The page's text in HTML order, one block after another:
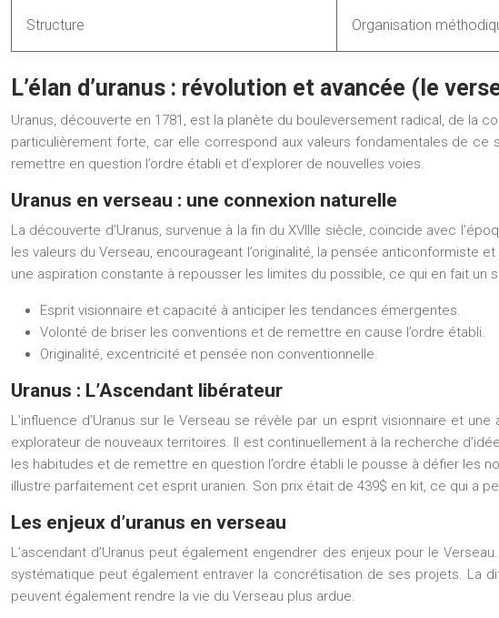
Structure Organisation
L’élan d’uranus : révolution et avancée (le
Uranus, découverte en 1781, est la planète du bouleversement radical, de la
particulièrement forte, car elle correspond aux valeurs fondamentales de
remettre en question l’ordre établi et d’explorer de nouvelles voies.
Uranus en verseau : une connexion naturelle
La découverte d’Uranus, survenue à la fin du XVIIIe siècle, coïncide avec
les valeurs du Verseau, encourageant l’originalité, la pensée anticonformiste
une aspiration constante à repousser les limites du possible, ce qui en fait un
Esprit visionnaire et capacité à anticiper les tendances émergentes.
Volonté de briser les conventions et de remettre en cause l’ordre établi.
Originalité, excentricité et pensée non conventionnelle.
Uranus : L’Ascendant libérateur
L’influence d’Uranus sur le Verseau se révèle par un esprit visionnaire et
explorateur de nouveaux territoires. Il est continuellement à la recherche
les habitudes et de remettre en question l’ordre établi le pousse à défier les
illustre parfaitement cet esprit uranien. Son prix était de 439$ en kit, ce qui a
Les enjeux d’uranus en verseau
L’ascendant d’Uranus peut également engendrer des enjeux pour le
systématique peut également entraver la concrétisation de ses projets. La
peuvent également rendre la vie du Verseau plus ardue.